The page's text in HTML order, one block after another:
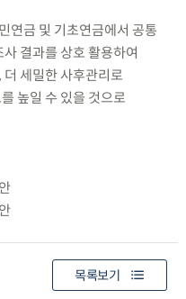
연금 및 기초연금에서 공통
결과를 상호 활용하여
세밀한 사후관리로
높일 수 있을 것으로
목록보기